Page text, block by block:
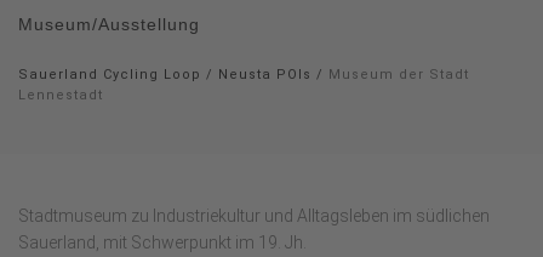
Museum/Ausstellung
Sauerland Cycling Loop / Neusta POIs / Museum der Stadt
Lennestadt
Stadtmuseum zu Industriekultur und Alltagsleben im südlichen
Sauerland, mit Schwerpunkt im 19. Jh.